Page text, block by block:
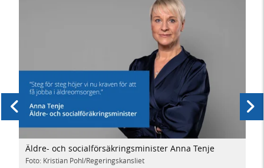
Äldre- och socialförsäkringsminister Anna Tenje
Foto: Kristian Pohl/Regeringskansliet